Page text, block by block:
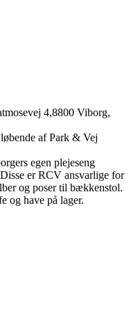
4,8800 Viborg,
løbende afPark & Vej
egen plejeseng
er RCV ansvarlige for
og poser til bækkenstol.
og have på lager.